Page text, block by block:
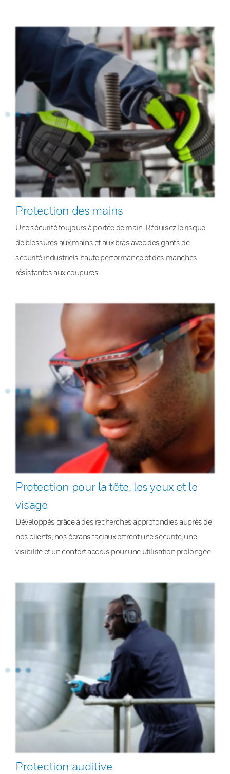
Protection des mains
Une sécurité toujours à portée de main. Réduisez le risque
de blessures aux mains et aux bras avec des gants de
sécurité industriels haute performance et des manches
résistantes aux coupures.
Protection pour la tête, les yeux et le
visage
Développés grâce à des recherches approfondies auprès de
nos clients, nos écrans faciaux offrent une sécurité, une
visibilité et un confort accrus pour une utilisation prolongée.
Protection auditive